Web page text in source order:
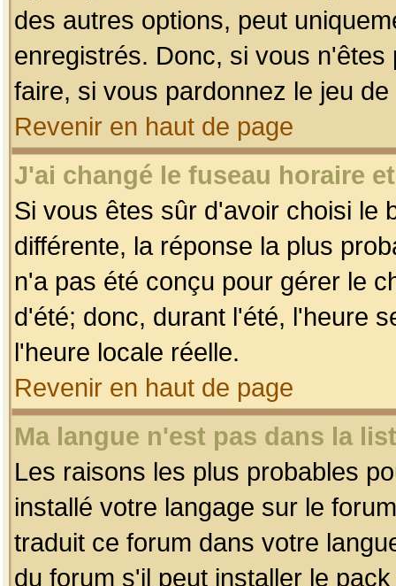
des autres options, peut
enregistrés. Donc, si vous
faire, si vous pardonnez le jeu
Revenir en haut de page
J'ai changé le fuseau horaire
Si vous êtes sûr d'avoir choisi le
différente, la réponse la plus
n'a pas été conçu pour gérer le
d'été; donc, durant l'été, l'heure
l'heure locale réelle.
Revenir en haut de page
Ma langue n'est pas dans la
Les raisons les plus probables
installé votre langage sur le
traduit ce forum dans votre
du forum s'il peut installer le